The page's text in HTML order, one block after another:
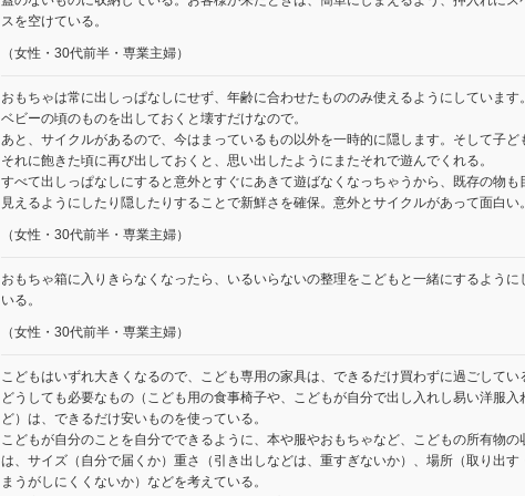
スを空けている。
（女性・30代前半・専業主婦）
おもちゃは常に出しっぱなしにせず、年齢に合わせたもののみ使えるようにしています。
ベビーの頃のものを出しておくと壊すだけなので。
あと、サイクルがあるので、今はまっているもの以外を一時的に隠します。そして子ど
それに飽きた頃に再び出しておくと、思い出したようにまたそれで遊んでくれる。
すべて出しっぱなしにすると意外とすぐにあきて遊ばなくなっちゃうから、既存の物も
見えるようにしたり隠したりすることで新鮮さを確保。意外とサイクルがあって面白い。
（女性・30代前半・専業主婦）
おもちゃ箱に入りきらなくなったら、いるいらないの整理をこどもと一緒にするように
いる。
（女性・30代前半・専業主婦）
こどもはいずれ大きくなるので、こども専用の家具は、できるだけ買わずに過ごしてい
どうしても必要なもの（こども用の食事椅子や、こどもが自分で出し入れし易い洋服入
ど）は、できるだけ安いものを使っている。
こどもが自分のことを自分でできるように、本や服やおもちゃなど、こどもの所有物の
は、サイズ（自分で届くか）重さ（引き出しなどは、重すぎないか）、場所（取り出す
まうがしにくくないか）などを考えている。